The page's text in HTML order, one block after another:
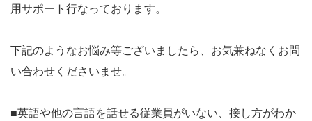
用サポート行なっております。
下記のようなお悩み等ございましたら、お気兼ねなくお問
い合わせくださいませ。
■英語や他の言語を話せる従業員がいない、接し方がわか